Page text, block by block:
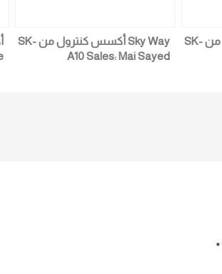
Sky Way أكسس كنترول من SK-
Sky Way أكسس كنترول من SK-
A10 Sales: Mai Sayed
*